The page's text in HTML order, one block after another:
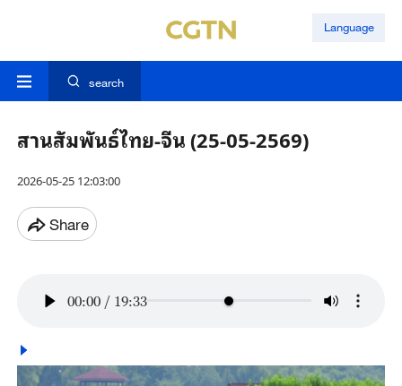
Language
search
สานสัมพันธ์ไทย-จีน (25-05-2569)
2026-05-25 12:03:00
Share
00:00 / 19:33